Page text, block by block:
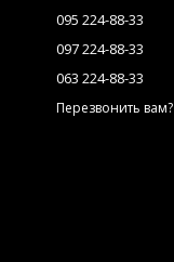
095 224-88-33
097 224-88-33
063 224-88-33
Перезвонить вам?